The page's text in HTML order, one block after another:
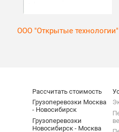
ООО "Открытые технологии"
Рассчитать стоимость
Грузоперевозки Москва
- Новосибирск
Грузоперевозки
Новосибирск - Москва